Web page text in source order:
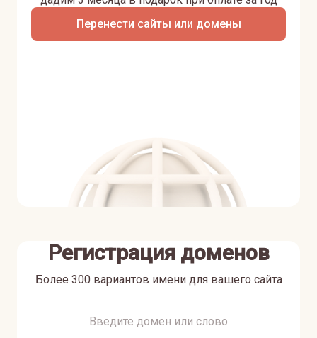
Перенести сайты или домены
Регистрация доменов
Более 300 вариантов имени для вашего сайта